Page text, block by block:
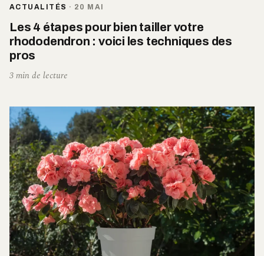
ACTUALITÉS · 20 MAI
Les 4 étapes pour bien tailler votre
rhododendron : voici les techniques des
pros
3 min de lecture